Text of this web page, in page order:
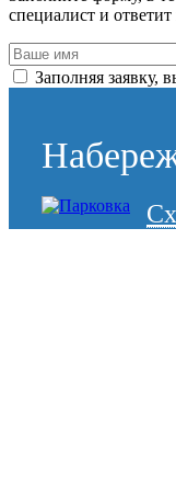
специалист и
Заполняя заявку,